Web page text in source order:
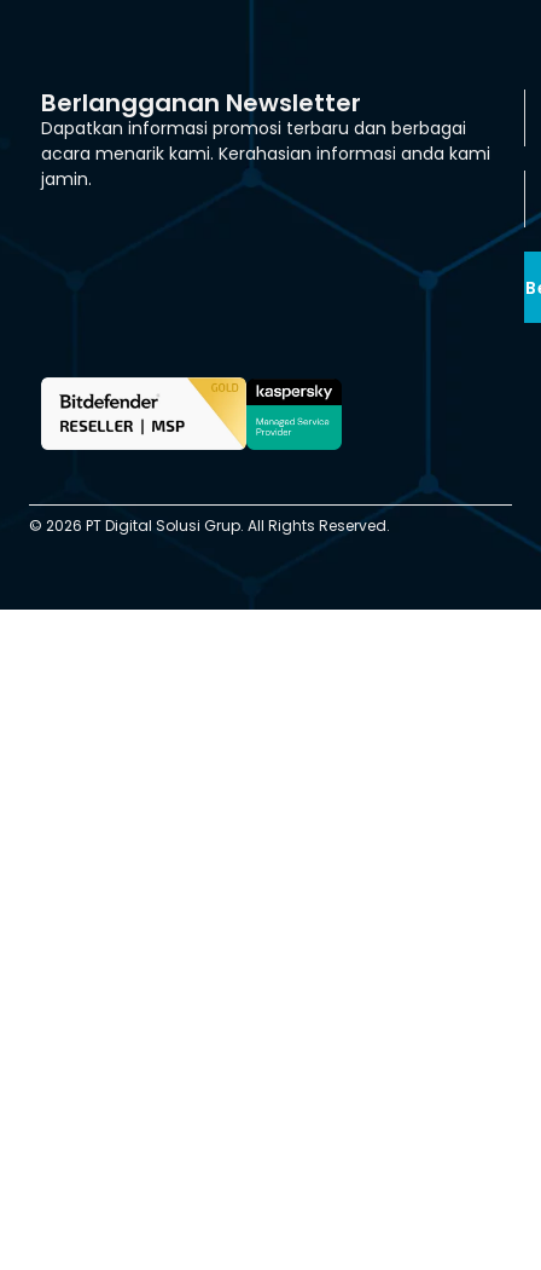
Berlangganan Newsletter
Dapatkan informasi promosi terbaru dan berbagai
acara menarik kami. Kerahasian informasi anda kami
jamin.
© 2026 PT Digital Solusi Grup. All Rights Reserved.